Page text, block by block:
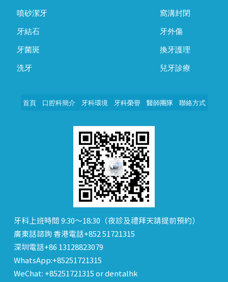
噴砂潔牙
牙結石
牙菌斑
洗牙
窩溝封閉
牙外傷
換牙護理
兒牙診療
首頁 口腔科簡介 牙科環境 牙科榮譽 醫師團隊 聯絡方式
牙科上班時間 9:30～18:30（夜診及禮拜天請提前預約）
廣東話諮詢 香港電話+852 51721315
深圳電話+86 13128823079
WhatsApp:+85251721315
WeChat: +85251721315 or dentalhk